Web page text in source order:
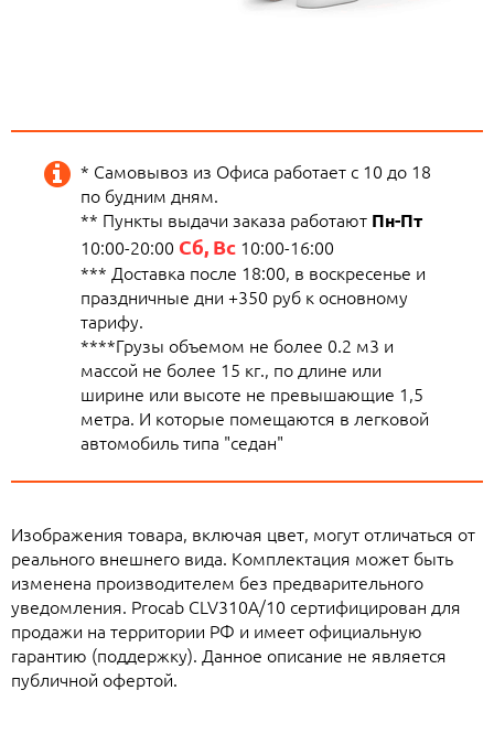
* Самовывоз из Офиса работает с 10 до 18
по будним дням.
** Пункты выдачи заказа работают Пн-Пт
10:00-20:00 Сб, Вс 10:00-16:00
*** Доставка после 18:00, в воскресенье и
праздничные дни +350 руб к основному
тарифу.
****Грузы объемом не более 0.2 м3 и
массой не более 15 кг., по длине или
ширине или высоте не превышающие 1,5
метра. И которые помещаются в легковой
автомобиль типа "седан"
Изображения товара, включая цвет, могут отличаться от
реального внешнего вида. Комплектация может быть
изменена производителем без предварительного
уведомления. Procab CLV310A/10 сертифицирован для
продажи на территории РФ и имеет официальную
гарантию (поддержку). Данное описание не является
публичной офертой.